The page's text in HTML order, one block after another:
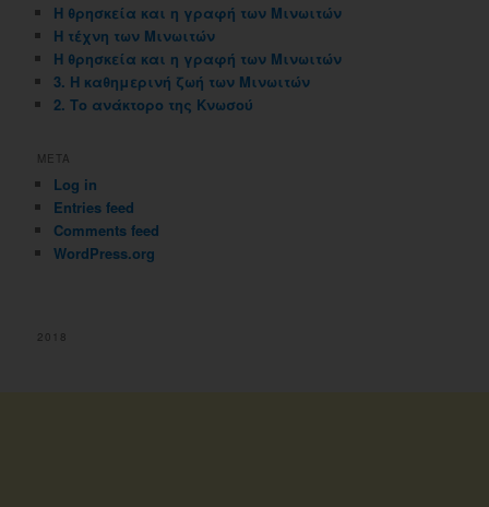
Η θρησκεία και η γραφή των Μινωιτών
Η τέχνη των Μινωιτών
Η θρησκεία και η γραφή των Μινωιτών
3. Η καθημερινή ζωή των Μινωιτών
2. Το ανάκτορο της Κνωσού
META
Log in
Entries feed
Comments feed
WordPress.org
2018